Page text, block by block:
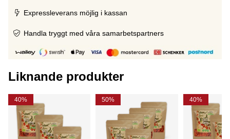
Expressleverans möjlig i kassan
Handla tryggt med våra samarbetspartners
Liknande produkter
40% 50% 40%